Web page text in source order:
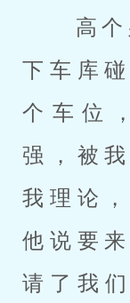
高个
下车库
个车位
强，被
我理论
他说要
请了我